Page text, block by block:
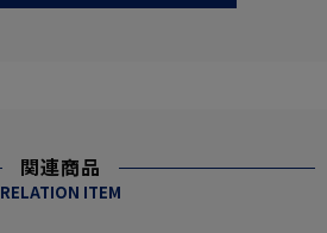
関連商品
RELATION ITEM